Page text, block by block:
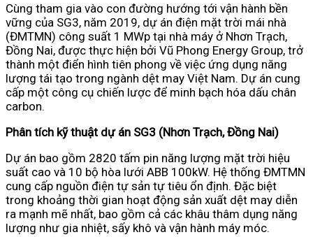
Cùng tham gia vào con đường hướng tới vận hành bền
vững của SG3, năm 2019, dự án điện mặt trời mái nhà
(ĐMTMN) công suất 1 MWp tại nhà máy ở Nhơn Trạch,
Đồng Nai, được thực hiện bởi Vũ Phong Energy Group, trở
thành một điển hình tiên phong về việc ứng dụng năng
lượng tái tạo trong ngành dệt may Việt Nam. Dự án cung
cấp một công cụ chiến lược để minh bạch hóa dấu chân
carbon.
Phân tích kỹ thuật dự án SG3 (Nhơn Trạch, Đồng Nai)
Dự án bao gồm 2820 tấm pin năng lượng mặt trời hiệu
suất cao và 10 bộ hòa lưới ABB 100kW. Hệ thống ĐMTMN
cung cấp nguồn điện tự sản tự tiêu ổn định. Đặc biệt
trong khoảng thời gian hoạt động sản xuất dệt may diễn
ra mạnh mẽ nhất, bao gồm cả các khâu thâm dụng năng
lượng như gia nhiệt, sấy khô và vận hành máy móc.